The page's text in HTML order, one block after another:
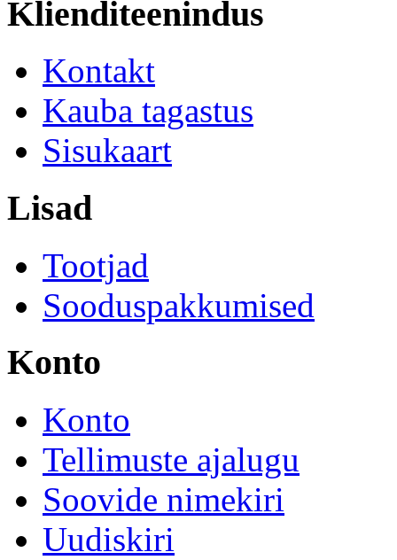
Klienditeenindus
Kontakt
Kauba tagastus
Sisukaart
Lisad
Tootjad
Sooduspakkumised
Konto
Konto
Tellimuste ajalugu
Soovide nimekiri
Uudiskiri